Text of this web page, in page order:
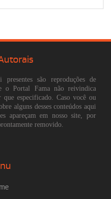
são reproduções de
o Portal Fama não reivindica
especificado. Caso você ou
alguns desses conteúdos aqui
apareçam em nosso site, por
removido.